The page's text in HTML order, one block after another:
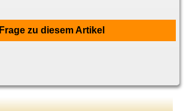
Frage zu diesem Artikel